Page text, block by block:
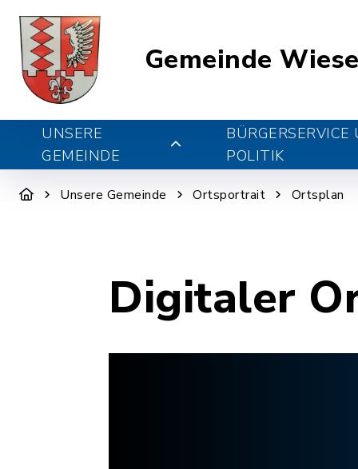
Gemeinde
UNSERE
GEMEINDE
BÜRGERSERVICE
POLITIK
Unsere Gemeinde Ortsportrait Ortsplan
Digitaler